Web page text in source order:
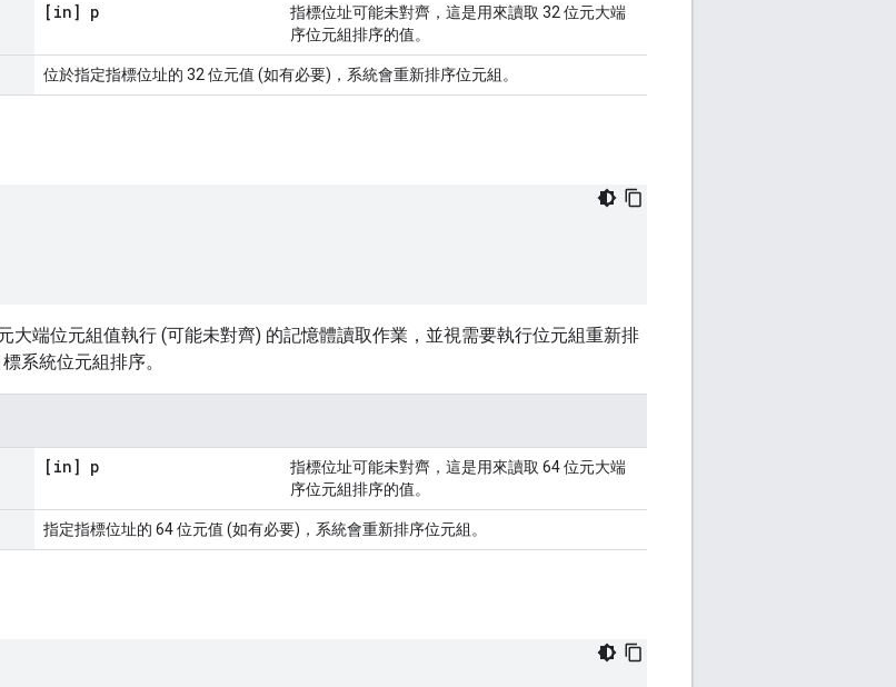
[in] p
指標位址可能未對齊，這是用來讀取 32 位元大端
序位元組排序的值。
位於指定指標位址的 32 位元值 (如有必要)，系統會重新排序位元組。
大端位元組值執行 (可能未對齊) 的記憶體讀取作業，並視需要執行位元組重新排
系統位元組排序。
[in] p
指標位址可能未對齊，這是用來讀取 64 位元大端
序位元組排序的值。
指定指標位址的 64 位元值 (如有必要)，系統會重新排序位元組。